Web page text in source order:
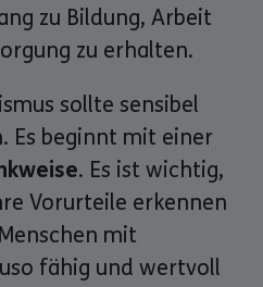
zu Bildung, Arbeit
zu erhalten.
sollte sensibel
Es beginnt mit einer
. Es ist wichtig,
Vorurteile erkennen
mit
fähig und wertvoll